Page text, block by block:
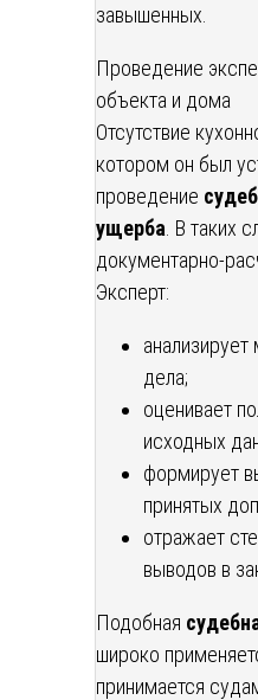
завышенных.
Проведение
объекта и дома
Отсутствие
котором он был
проведение
ущерба . В таких
документарно-
Эксперт:
дела;
оценивает
исходных
формирует
принятых
отражает
выводов в
Подобная
широко
принимается